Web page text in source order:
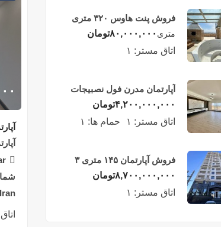
فروش پنت هاوس ۳۲۰ متری
لوکس در طبقه چهاردهم
فریدونکنار
متری ۸۰,۰۰۰,۰۰۰تومان
اتاق مستر: ۱
آپارتمان مدرن فول نصبیجات
ساحلی/فریدونکنار
۴,۲۰۰,۰۰۰,۰۰۰تومان
اتاق مستر: ۱ حمام ها: ۱
فروش آپارتمان ۱۴۵ متری ۳
خوابه در فریدونکنار
۸,۷۰۰,۰۰۰,۰۰۰تومان
اتاق مستر: ۱